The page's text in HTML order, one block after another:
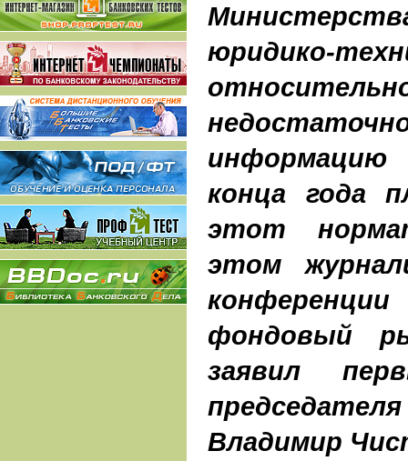
юридико-
конца года
этот
этом
фондовый
заявил
Владимир